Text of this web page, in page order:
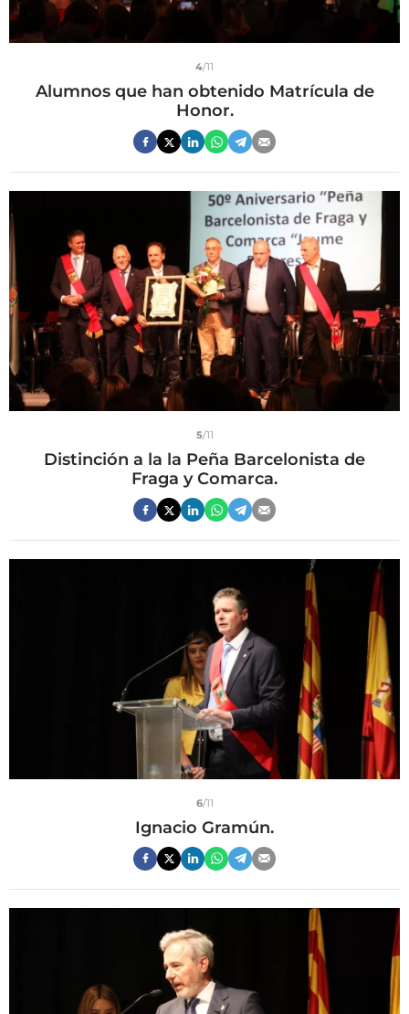
4/11
Alumnos que han obtenido Matrícula de
Honor.
5/11
Distinción a la la Peña Barcelonista de
Fraga y Comarca.
6/11
Ignacio Gramún.